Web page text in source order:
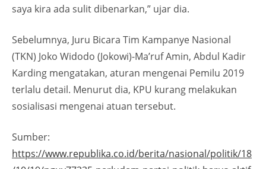
saya kira ada sulit dibenarkan,” ujar dia.
Sebelumnya, Juru Bicara Tim Kampanye Nasional
(TKN) Joko Widodo (Jokowi)-Ma’ruf Amin, Abdul Kadir
Karding mengatakan, aturan mengenai Pemilu 2019
terlalu detail. Menurut dia, KPU kurang melakukan
sosialisasi mengenai atuan tersebut.
Sumber:
https://www.republika.co.id/berita/nasional/politik/18